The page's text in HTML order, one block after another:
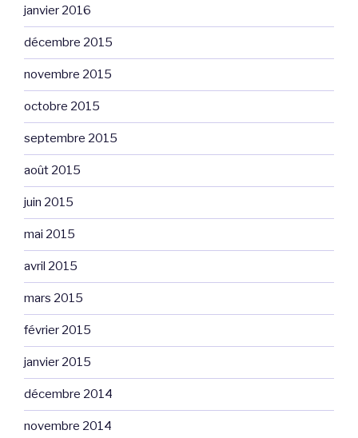
janvier 2016
décembre 2015
novembre 2015
octobre 2015
septembre 2015
août 2015
juin 2015
mai 2015
avril 2015
mars 2015
février 2015
janvier 2015
décembre 2014
novembre 2014